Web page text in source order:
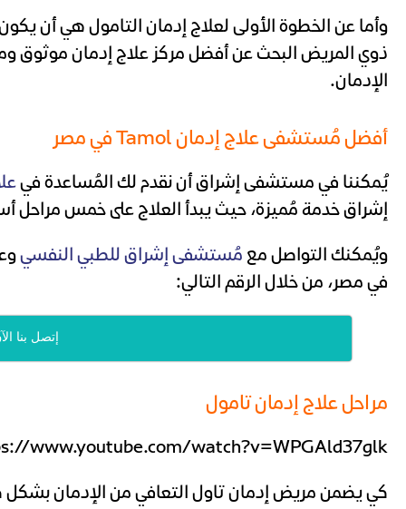
وأما عن الخطوة الأولى لعلاج إدمان التامول هي أن
ذوي المريض البحث عن أفضل مركز علاج إدمان موثوق
الإدمان.
أفضل مُستشفى علاج إدمان Tamol في مصر
يُمكننا في مستشفى إشراق أن نقدم لك المُساعدة في
إشراق خدمة مُميزة، حيث يبدأ العلاج على خمس مراحل
ويُمكنك التواصل مع مُستشفى إشراق للطبي النفسي
في مصر، من خلال الرقم التالي:
إتصل بنا
مراحل علاج إدمان تامول
www.youtube.com/watch?v=WPGAld37glk
كي يضمن مريض إدمان تاول التعافي من الإدمان بشكل